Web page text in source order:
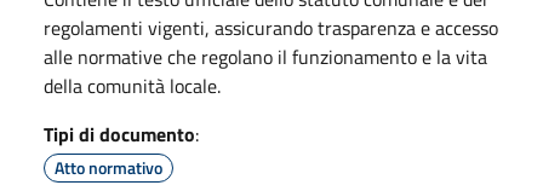
regolamenti vigenti, assicurando trasparenza e accesso
alle normative che regolano il funzionamento e la vita
della comunità locale.
Tipi di documento:
Atto normativo